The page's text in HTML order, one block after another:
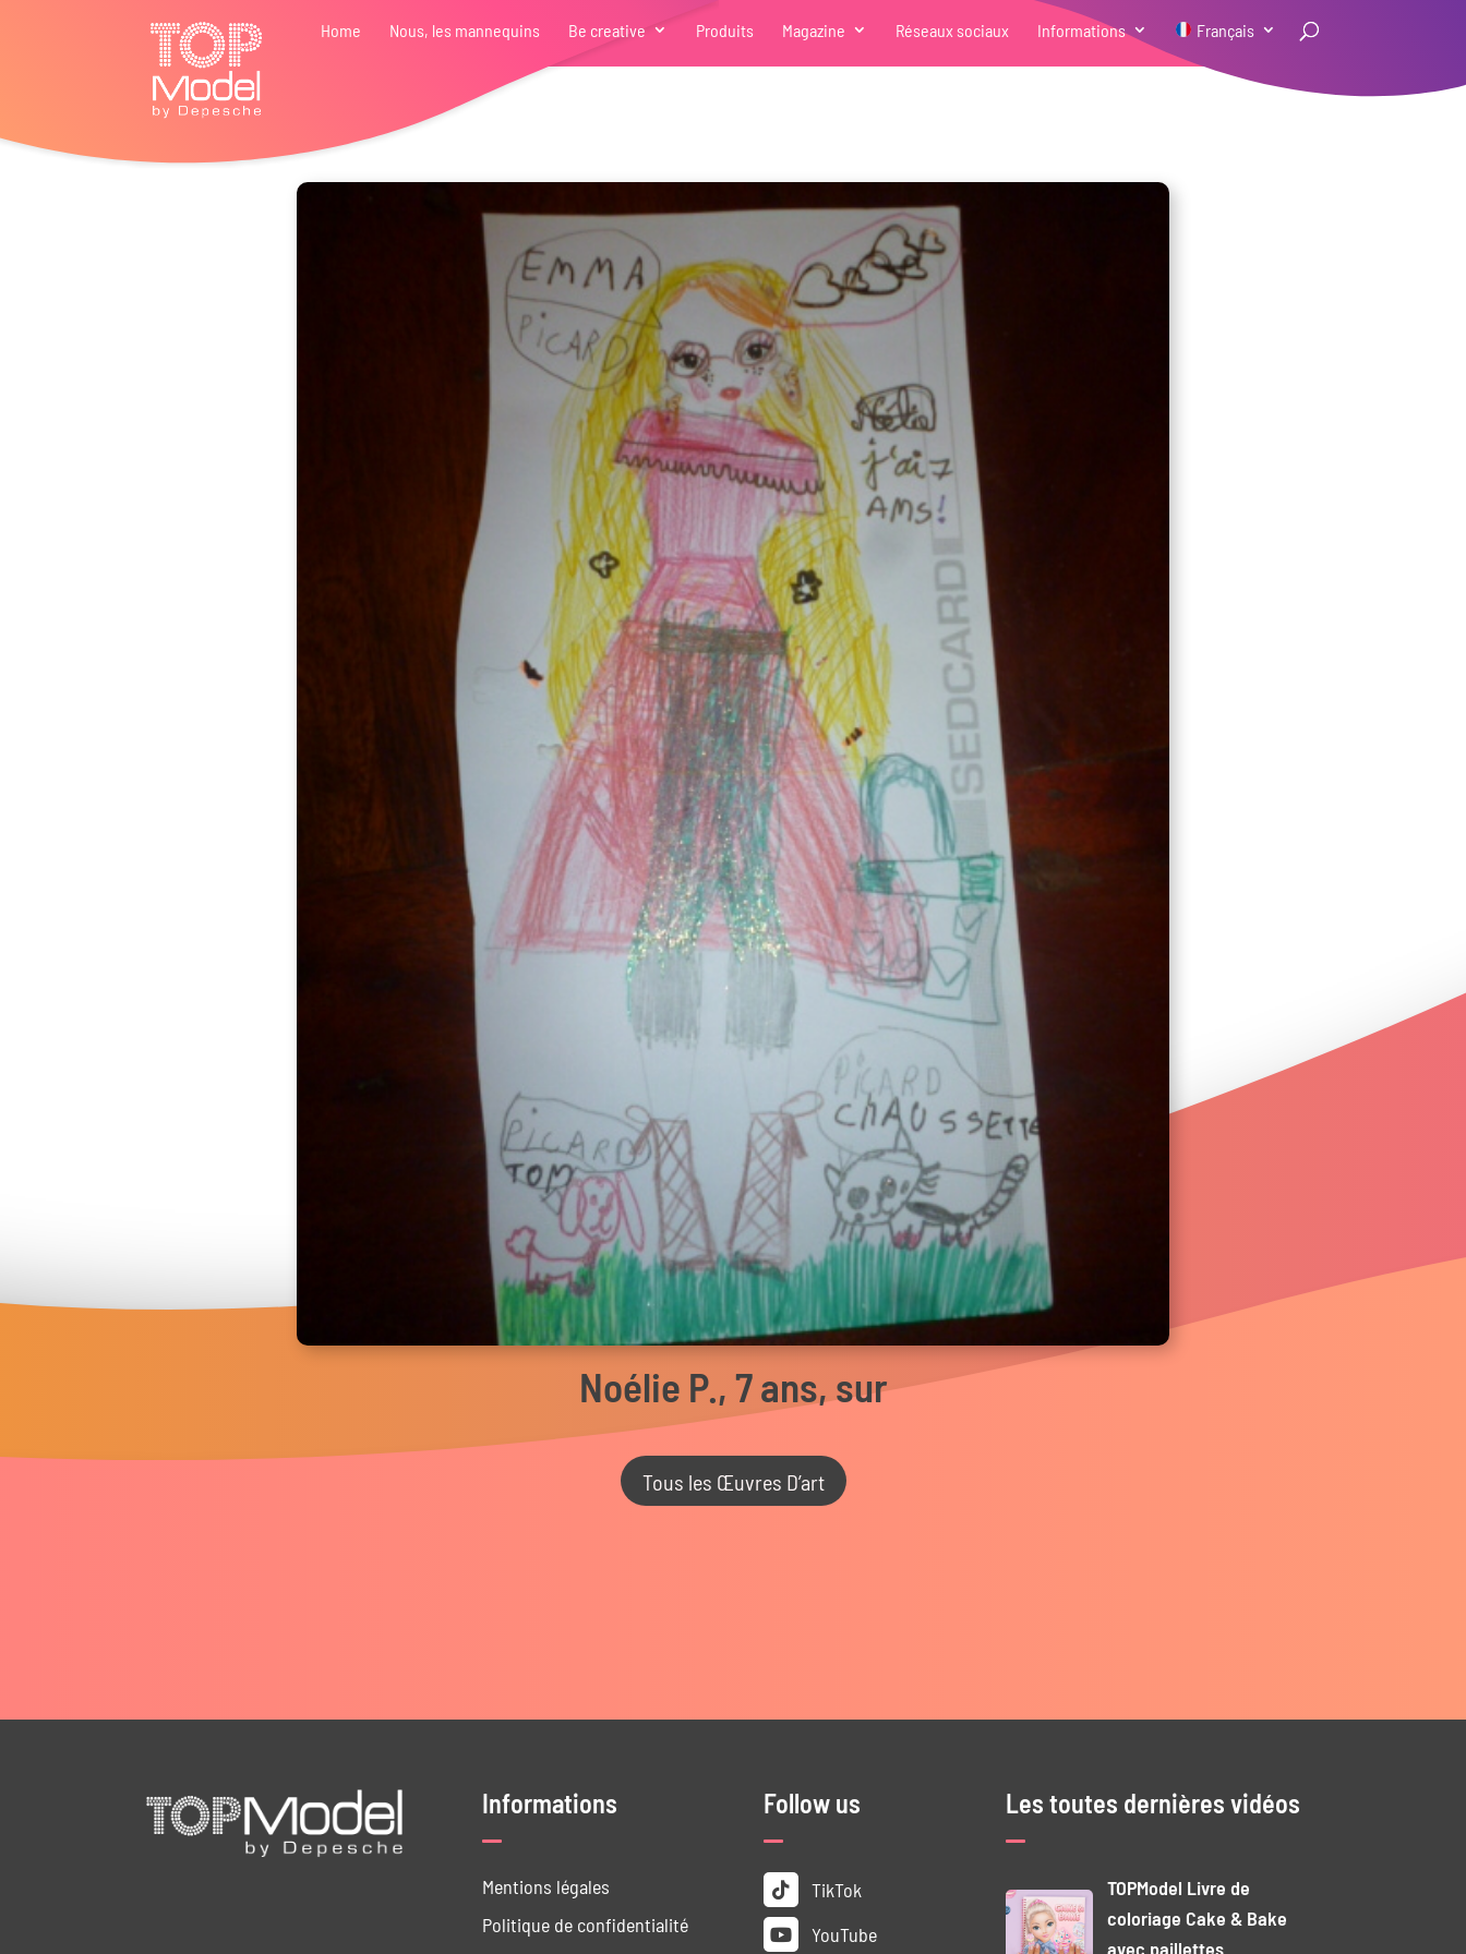
Home Nous, les mannequins Be creative Produits Magazine Réseaux sociaux Informations Français
Noélie P., 7 ans, sur
Tous les Œuvres D’art
Informations
Mentions légales
Politique de confidentialité
Follow us
TikTok
YouTube
Les toutes dernières vidéos
TOPModel Livre de
coloriage Cake & Bake
avec paillettes